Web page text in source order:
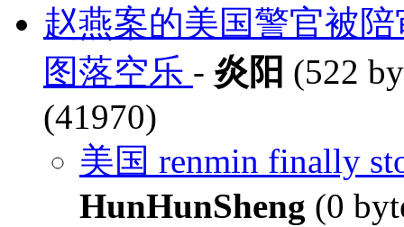
赵燕案的美国警官被
图落空乐 - 炎阳 (522
(41970)
美国 renmin finally
HunHunSheng (0